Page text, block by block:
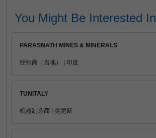
You Might Be Interested In
PARASNATH MINES & MINERALS
经销商（当地） | 印度
TUNITALY
机器制造商 | 突尼斯